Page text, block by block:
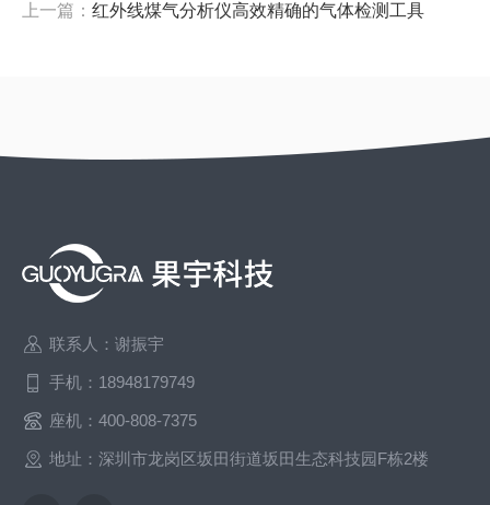
上一篇： 红外线煤气分析仪高效精确的气体检测工具
联系人：谢振宇
手机：18948179749
座机：400-808-7375
地址：深圳市龙岗区坂田街道坂田生态科技园F栋2楼